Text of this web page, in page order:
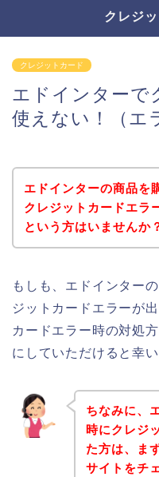
クレジ
クレジットカード
エドインターで
使えない！（エ
エドインターの商品を
クレジットカードエラ
という方はいませんか
もしも、エドインター
ジットカードエラーが
カードエラー時の対処
にしていただけると幸い
ちなみに、
時にクレジ
た方は、ま
サイトをチ